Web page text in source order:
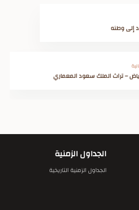
إلى وطنه
– تراث الملك سعود المعماري
الجداول الزمنية
الجداول الزمنية التاريخية